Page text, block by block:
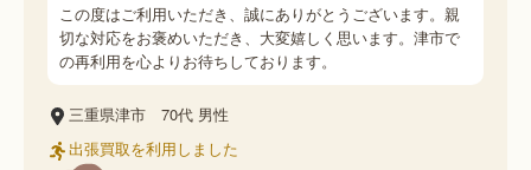
この度はご利用いただき、誠にありがとうございます。親
切な対応をお褒めいただき、大変嬉しく思います。津市で
の再利用を心よりお待ちしております。
三重県津市 70代 男性
出張買取を利用しました